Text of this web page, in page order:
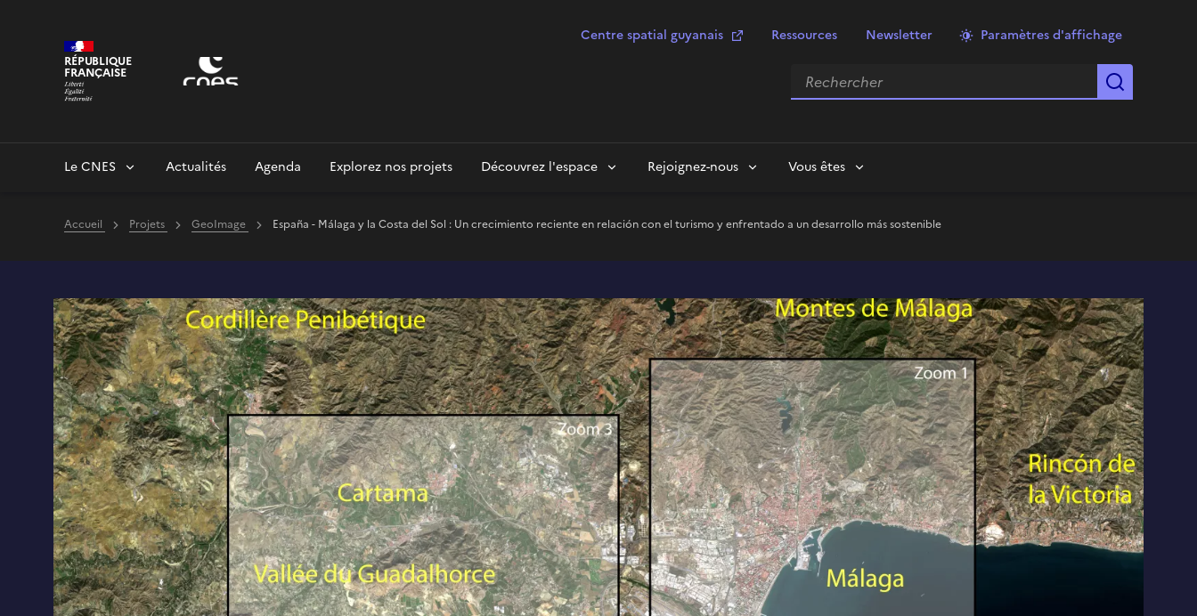
RÉPUBLIQUE
FRANÇAISE
Centre spatial guyanais Ressources Newsletter Paramètres d'affichage
Rechercher
Le CNES Actualités Agenda Explorez nos projets Découvrez l'espace Rejoignez-nous Vous êtes
Accueil Projets GeoImage España - Málaga y la Costa del Sol : Un crecimiento reciente en relación con el turismo y enfrentado a un desarrollo más sostenible